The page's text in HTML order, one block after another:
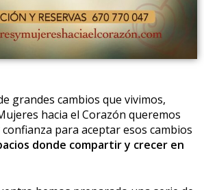
grandes cambios que vivimos,
hacia el Corazón queremos
para aceptar esos cambios
donde compartir y crecer en